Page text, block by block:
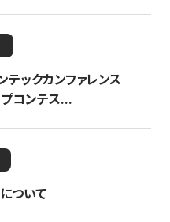
テックカンファレンス
プコンテス...
ついて